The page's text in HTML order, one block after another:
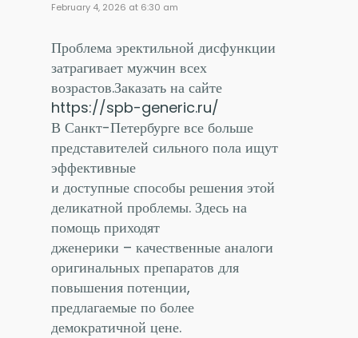
February 4, 2026 at 6:30 am
Проблема эректильной дисфункции
затрагивает мужчин всех
возрастов.Заказать на сайте
https://spb-generic.ru/
В Санкт-Петербурге все больше
представителей сильного пола ищут
эффективные
и доступные способы решения этой
деликатной проблемы. Здесь на
помощь приходят
дженерики – качественные аналоги
оригинальных препаратов для
повышения потенции,
предлагаемые по более
демократичной цене.